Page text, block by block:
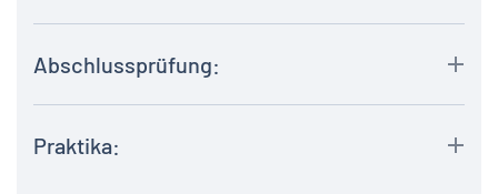
Abschlussprüfung:
Praktika: